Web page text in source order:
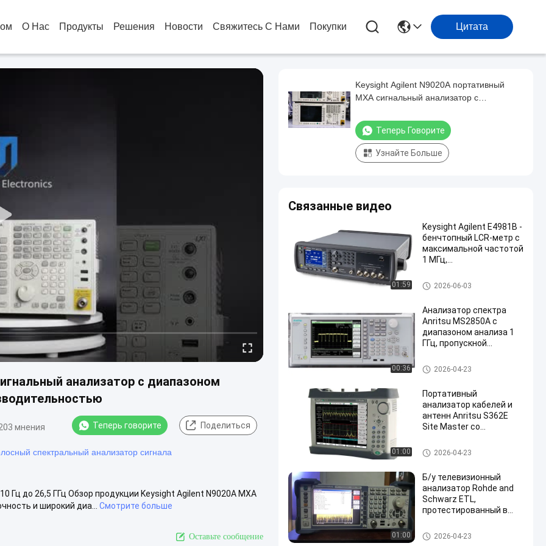
О Нас Продукты Решения Новости Свяжитесь С Нами Покупки Цитата
анализатор с диапазоном
мнения Теперь говорите Поделиться
спектральный анализатор сигнала
Гц до 26,5 ГГц Обзор продукции Keysight Agilent N9020A MXA
и широкий диа...
Смотрите больше
Оставьте сообщение
Keysight Agilent N9020A портативный
MXA сигнальный анализатор с
высокой производительностью
Теперь Говорите
Узнайте Больше
Связанные видео
01:59
Keysight Agilent E4981B -
бенчтопный LCR-метр с
максимальной частотой
1 МГц,
измерением и точным C-
D-тестированием
Электронное оборудование т
еста и измерения
2026-06-03
00:36
Анализатор спектра
Anritsu MS2850A с
диапазоном анализа 1
ГГц, пропускной
градусов, линейностью
фаз в полосе и
диапазоном 142 дБ
Спектральный анализатор си
гнала
2026-04-23
01:00
Портативный
анализатор кабелей и
антенн Anritsu S362E
Site Master со
анализатором спектра и
диапазоном частот от 2
Спектральный анализатор си
гнала
2026-04-23
01:00
Б/у телевизионный
анализатор Rohde and
Schwarz ETL,
протестированный в
состоянии, с
диапазоном частот от
Спектральный анализатор си
гнала
2026-04-23